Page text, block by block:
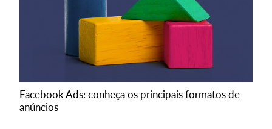
Facebook Ads: conheça os principais formatos de
anúncios